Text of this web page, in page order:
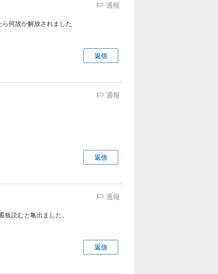
通報
何故か解放されました
返信
通報
返信
通報
読むと亀出ました。
返信